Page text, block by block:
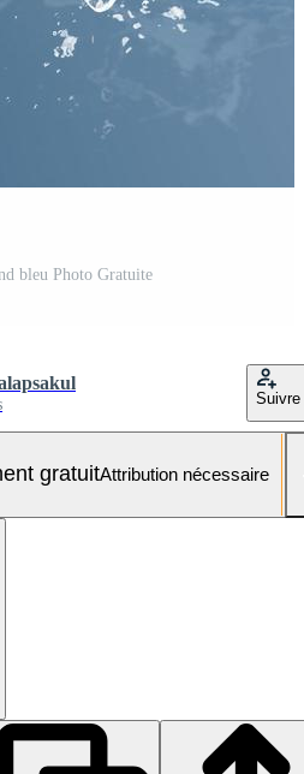
bleu Photo Gratuite
Suivre
gratuitAttribution nécessaire